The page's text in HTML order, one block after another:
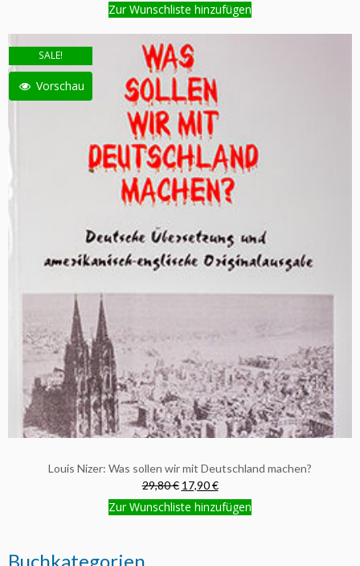
Zur Wunschliste hinzufügen
SALE!
Vorschau
Louis Nizer: Was sollen wir mit Deutschland machen?
29,80 € 17,90 €
Zur Wunschliste hinzufügen
Buchkategorien